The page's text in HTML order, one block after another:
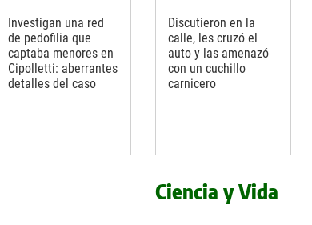
Investigan una red
de pedofilia que
captaba menores en
Cipolletti: aberrantes
detalles del caso
Discutieron en la
calle, les cruzó el
auto y las amenazó
con un cuchillo
carnicero
Ciencia y Vida